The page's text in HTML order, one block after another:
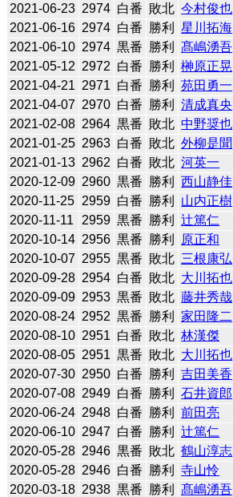
2021-06-23 2974 白番 敗北 今村俊也
2021-06-16 2974 白番 勝利 星川拓海
2021-06-10 2974 黒番 勝利 髙嶋湧吾
2021-05-12 2972 白番 勝利 榊原正晃
2021-04-21 2971 白番 勝利 苑田勇一
2021-04-07 2970 白番 勝利 清成真央
2021-02-08 2964 黒番 敗北 中野奨也
2021-01-25 2963 白番 敗北 外柳是聞
2021-01-13 2962 白番 敗北 河英一
2020-12-09 2960 黒番 勝利 西山静佳
2020-11-25 2959 白番 勝利 山内正樹
2020-11-11
2959 黒番 勝利 辻󠄀篤仁
2020-10-14 2956 黒番 勝利 原正和
2020-10-07 2955 黒番 敗北 三根康弘
2020-09-28 2954 白番 敗北 大川拓也
2020-09-09 2953 黒番 敗北 藤井秀哉
2020-08-24 2952 黒番 勝利 家田隆二
2020-08-10 2951 白番 敗北 林漢傑
2020-08-05 2951 黒番 敗北 大川拓也
2020-07-30 2950 白番 勝利 吉田美香
2020-07-08 2949 白番 勝利 石井資郎
2020-06-24 2948 白番 勝利 前田亮
2020-06-10 2947 白番 勝利 辻󠄀篤仁
2020-05-28 2946 黒番 敗北 鶴山淳志
2020-05-28 2946 白番 勝利 寺山怜
2020-03-18 2938 黒番 勝利 髙嶋湧吾